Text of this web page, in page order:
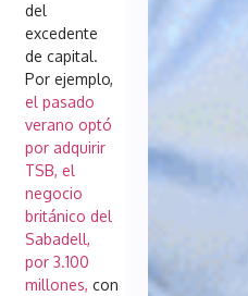
del
excedente
de capital.
Por ejemplo,
el pasado
verano optó
por adquirir
TSB, el
negocio
británico del
Sabadell,
por 3.100
millones, con